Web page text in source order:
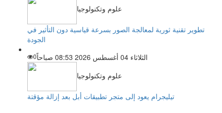
علوم وتكنولوجيا
تطوير تقنية ثورية لمعالجة الصور بسرعة قياسية دون التأثير في
الجودة
الثلاثاء 04 أغسطس 2026 08:53 صباحاً
0
علوم وتكنولوجيا
تيليجرام يعود إلى متجر تطبيقات أبل بعد إزالة مؤقتة